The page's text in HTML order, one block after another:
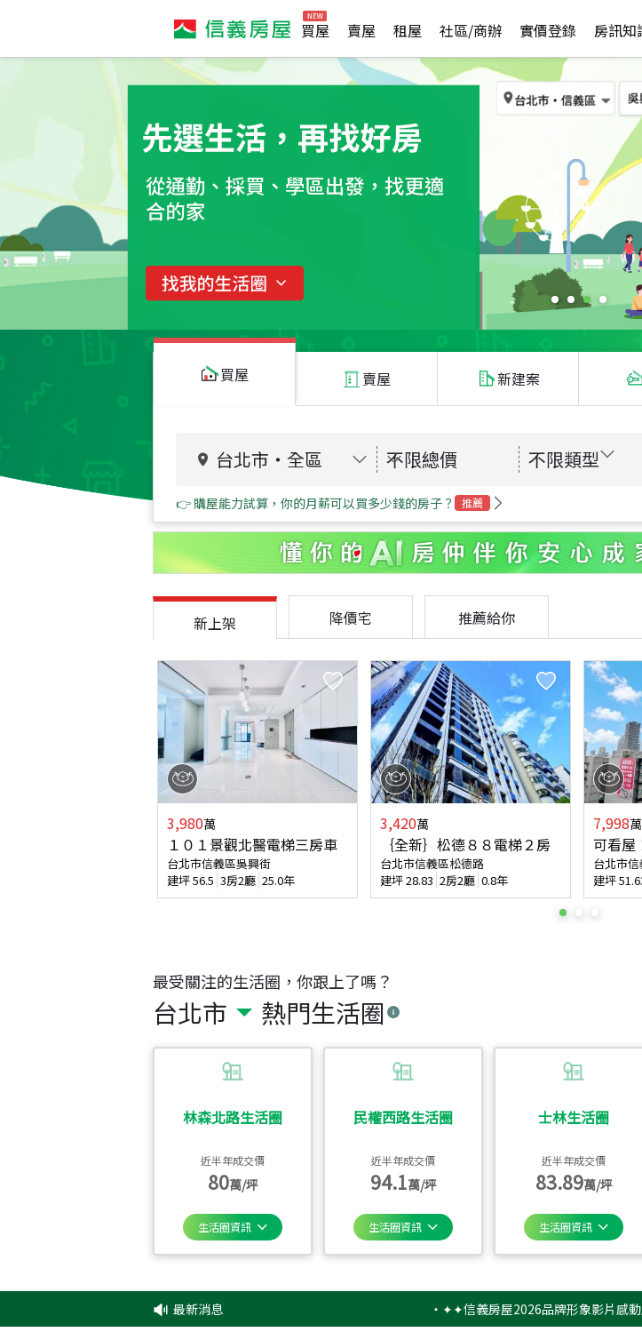
買屋 賣屋 租屋 社區/商辦 實價登錄 房訊知
買屋 賣屋 新建案
台北市 ・ 全區 不限總價 不限類型
👉 購屋能力試算，你的月薪可以買多少錢的房子？ 推薦
最受關注的生活圈，你跟上了嗎？
台北市 熱門生活圈
林森北路生活圈
近半年成交價
80萬/坪
生活圈資訊
民權西路生活圈
近半年成交價
94.1萬/坪
生活圈資訊
士林生活圈
近半年成交價
83.89萬/坪
生活圈資訊
新上架 降價宅 推薦給你
3,980萬
１０１景觀北醫電梯三房車
台北市信義區吳興街
建坪56.5 3房2廳 25.0年
3,420萬
｛全新｝松德８８電梯２房
台北市信義區松德路
建坪28.83 2房2廳 0.8年
7,998萬
可看屋
台北市
建坪
最新消息 ✦✦信義房屋2026品牌形象影片感動上映